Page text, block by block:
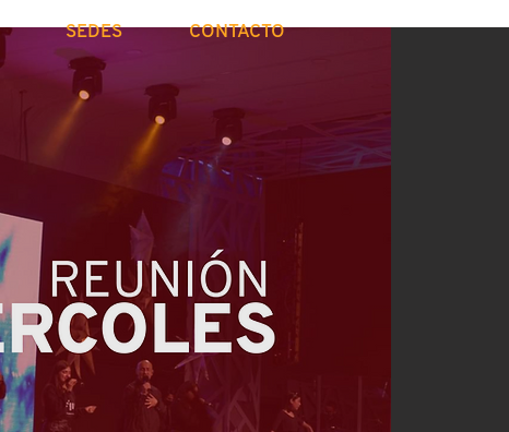
SEDES CONTACTO